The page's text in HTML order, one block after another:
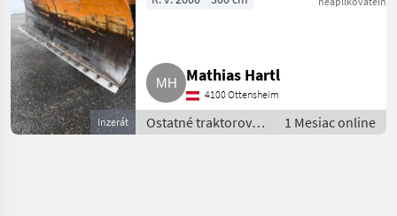
Inzerát
Mathias Hartl
4100 Ottensheim
Ostatné traktorové
komponenty /
1 Mesiac online